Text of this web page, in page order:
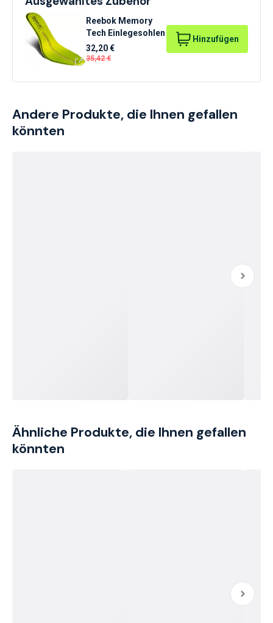
Reebok Memory
Tech Einlegesohlen
32,20 €
35,42 €
Hinzufügen
Andere Produkte, die Ihnen gefallen
könnten
Ähnliche Produkte, die Ihnen gefallen
könnten